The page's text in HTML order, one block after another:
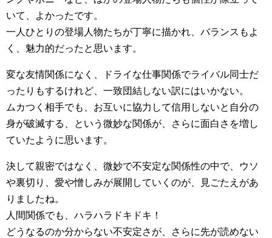
いて、よかったです。
一人ひとりの登場人物たちが丁寧に描かれ、バランスもよ
く、魅力的だったと思います。
変な友情関係になく、ドライな仕事関係でライバル同士だ
ったりもするけれど、一致団結しない訳にはいかない。
ムカつく相手でも、お互いに協力して信用しないと自分の
身が破滅する、という微妙な関係が、さらに面白さを増し
ていたように思います。
決して親密ではなく、微妙で不安定な関係性の中で、ウソ
や裏切り、愛や憎しみが展開していくのが、見ごたえがあ
りましたね。
人間関係でも、ハラハラドキドキ！
どうなるのか分からない不安定さが、さらに先が読めない